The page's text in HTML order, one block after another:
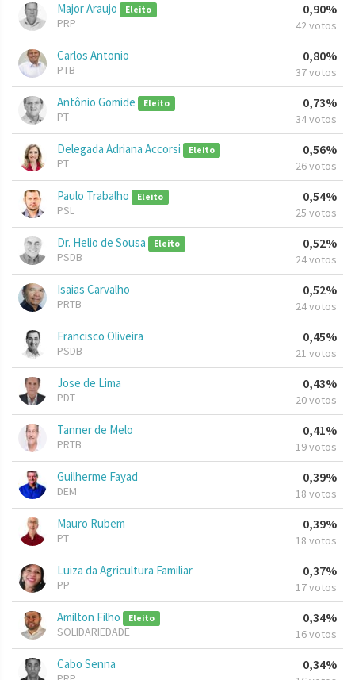
Major Araujo Eleito
PRP
0,90%
42 votos
Carlos Antonio
PTB
0,80%
37 votos
Antônio Gomide Eleito
PT
0,73%
34 votos
Delegada Adriana Accorsi Eleito
PT
0,56%
26 votos
Paulo Trabalho Eleito
PSL
0,54%
25 votos
Dr. Helio de Sousa Eleito
PSDB
0,52%
24 votos
Isaias Carvalho
PRTB
0,52%
24 votos
Francisco Oliveira
PSDB
0,45%
21 votos
Jose de Lima
PDT
0,43%
20 votos
Tanner de Melo
PRTB
0,41%
19 votos
Guilherme Fayad
DEM
0,39%
18 votos
Mauro Rubem
PT
0,39%
18 votos
Luiza da Agricultura Familiar
PP
0,37%
17 votos
Amilton Filho Eleito
SOLIDARIEDADE
0,34%
16 votos
Cabo Senna 0,34%